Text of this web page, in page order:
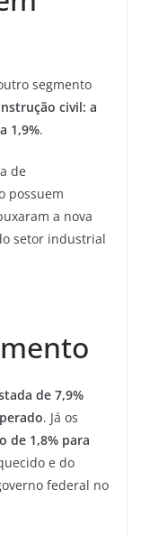
segmento
civil: a
1,9%.
de
possuem
a nova
setor industrial
de 7,9%
. Já os
de 1,8% para
e do
federal no